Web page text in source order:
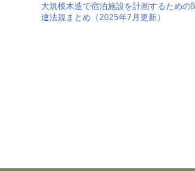
大規模木造で宿泊施設を計画するための関
連法規まとめ（2025年7月更新）